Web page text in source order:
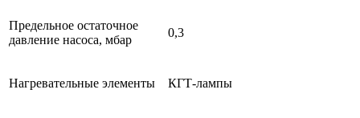
Предельное остаточное
давление насоса, мбар
0,3
Нагревательные элементы КГТ-лампы